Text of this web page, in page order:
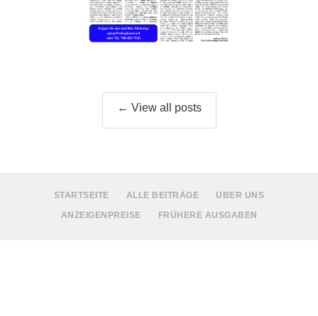
← View all posts
STARTSEITE ALLE BEITRÄGE
ÜBER UNS
ANZEIGENPREISE
FRÜHERE AUSGABEN